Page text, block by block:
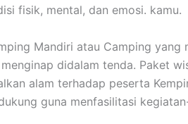
fisik, mental, dan emosi. kamu.
Mandiri atau Camping
didalam tenda. Paket
alam terhadap peserta
guna menfasilitasi